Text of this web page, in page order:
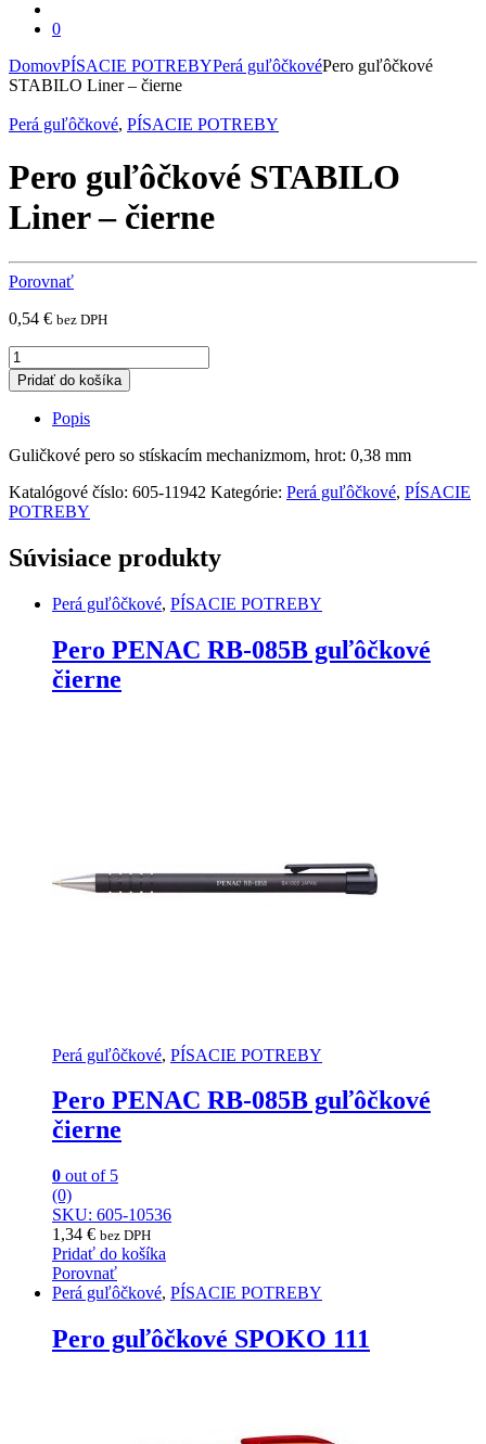
0
DomovPÍSACIE POTREBYPerá guľôčkovéPero guľôčkové
STABILO Liner – čierne
Perá guľôčkové, PÍSACIE POTREBY
Pero guľôčkové STABILO
Liner – čierne
Porovnať
0,54 € bez DPH
Pero
guľôčkové
STABILO
Liner
čierne
Pridať do košíka
Popis
Guličkové pero so stískacím mechanizmom, hrot: 0,38 mm
Katalógové číslo: 605-11942 Kategórie: Perá guľôčkové, PÍSACIE
POTREBY
Súvisiace produkty
Perá guľôčkové, PÍSACIE POTREBY
Pero PENAC RB-085B guľôčkové
čierne
Perá guľôčkové, PÍSACIE POTREBY
Pero PENAC RB-085B guľôčkové
čierne
0 out of 5
(0)
SKU: 605-10536
1,34 € bez DPH
Pridať do košíka
Porovnať
Perá guľôčkové, PÍSACIE POTREBY
Pero guľôčkové SPOKO 111